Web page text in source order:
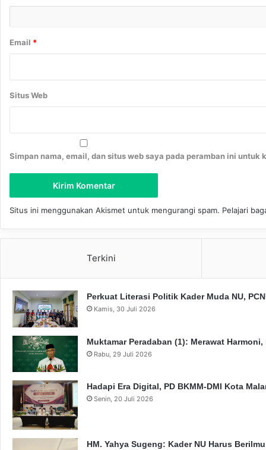
*
Email *
Situs Web
Simpan nama, email, dan situs web saya pada peramban ini untuk
Situs ini menggunakan Akismet untuk mengurangi spam. Pelajari
Terkini
Perkuat Literasi Politik Kader Muda NU,
Kamis, 30 Juli 2026
Muktamar Peradaban (1): Merawat
Rabu, 29 Juli 2026
Hadapi Era Digital, PD BKMM-DMI Kota
Senin, 20 Juli 2026
HM. Yahya Sugeng: Kader NU Harus